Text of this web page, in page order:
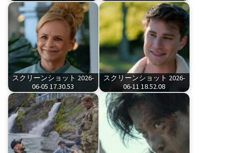
スクリーンショット 2026-
06-05 17.30.53
スクリーンショット 2026-
06-11 18.52.08